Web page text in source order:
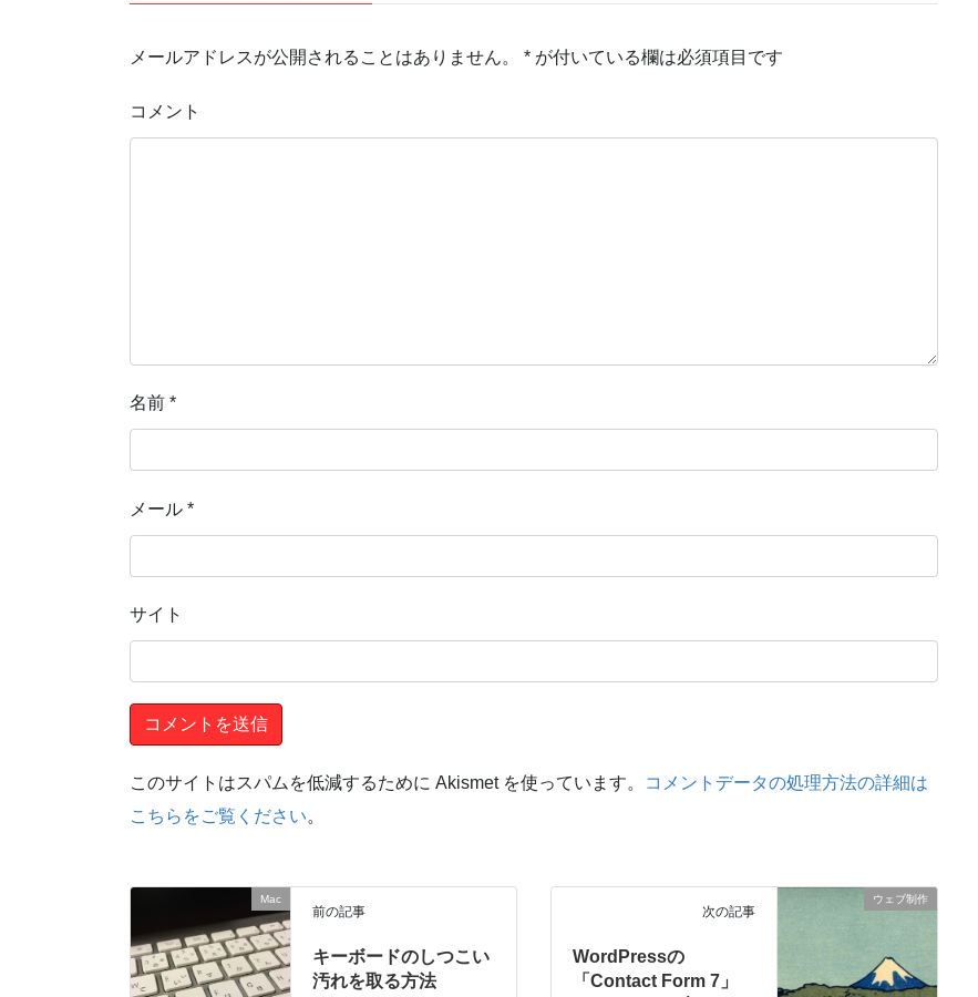
メールアドレスが公開されることはありません。 * が付いている欄は必須項目です
コメント
名前 *
メール *
サイト
このサイトはスパムを低減するために Akismet を使っています。
コメントデータの処理方法の詳細は
こちらをご覧ください。
Mac
前の記事
キーボードのしつこい
汚れを取る方法
ウェブ制作
次の記事
WordPressの
「Contact Form 7」